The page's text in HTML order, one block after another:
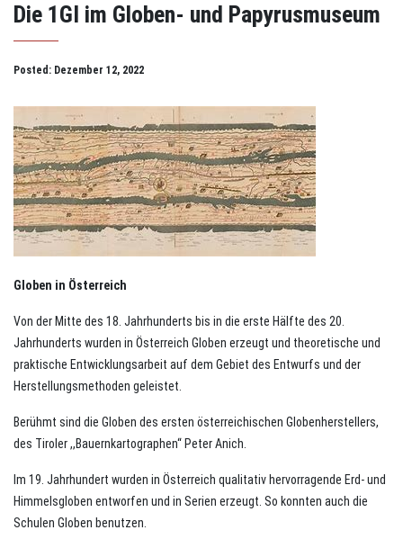
Die 1GI im Globen- und Papyrusmuseum
Posted: Dezember 12, 2022
Globen in Österreich
Von der Mitte des 18. Jahrhunderts bis in die erste Hälfte des 20.
Jahrhunderts wurden in Österreich Globen erzeugt und theoretische und
praktische Entwicklungsarbeit auf dem Gebiet des Entwurfs und der
Herstellungsmethoden geleistet.
Berühmt sind die Globen des ersten österreichischen Globenherstellers,
des Tiroler ,,Bauernkartographen“ Peter Anich.
Im 19. Jahrhundert wurden in Österreich qualitativ hervorragende Erd- und
Himmelsgloben entworfen und in Serien erzeugt. So konnten auch die
Schulen Globen benutzen.